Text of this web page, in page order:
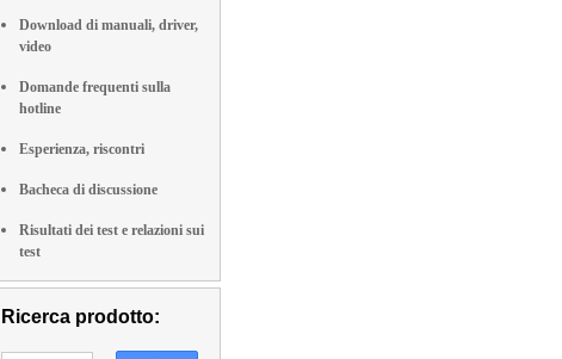
Download di manuali, driver,
video
Domande frequenti sulla
hotline
Esperienza, riscontri
Bacheca di discussione
Risultati dei test e relazioni sui
test
Ricerca prodotto: